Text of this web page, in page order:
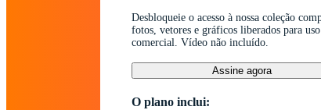
Desbloqueie o acesso à nossa coleção
fotos, vetores e gráficos liberados para uso
comercial. Vídeo não incluído.
Assine agora
O plano inclui: